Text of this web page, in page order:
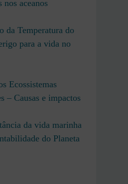
nos aceanos
da Temperatura do
para a vida no
Ecossistemas
– Causas e impactos
da vida marinha
do Planeta